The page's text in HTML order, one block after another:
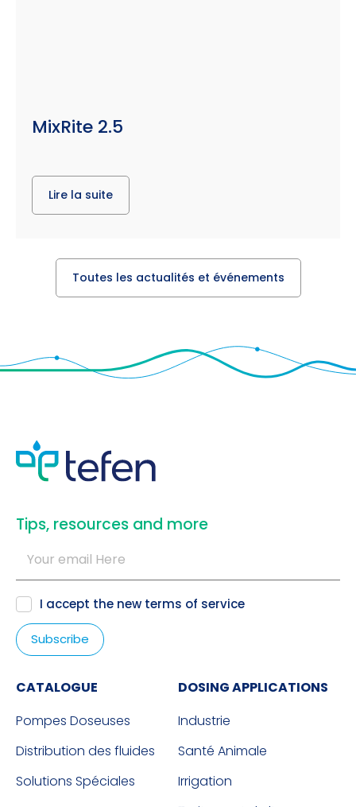
MixRite 2.5
Lire la suite
Toutes les actualités et événements
​Tips, resources and more
I accept the new terms of service
CATALOGUE
Pompes Doseuses
Distribution des fluides
Solutions Spéciales
DOSING APPLICATIONS
Industrie
Santé Animale
Irrigation